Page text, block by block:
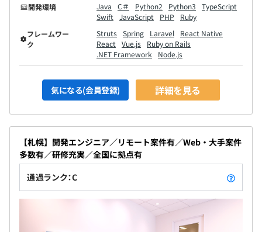
開発環境
Java C＃ Python2 Python3
TypeScript
Swift
JavaScript PHP
Ruby
フレームワー
ク
Struts Spring Laravel
React Native
React
Vue.js
Ruby on Rails
.NET Framework
Node.js
気になる(会員登録) 詳細を見る
【札幌】開発エンジニア／リモート案件有／Web・大手案件
多数有／研修充実／全国に拠点有
通過ランク：C